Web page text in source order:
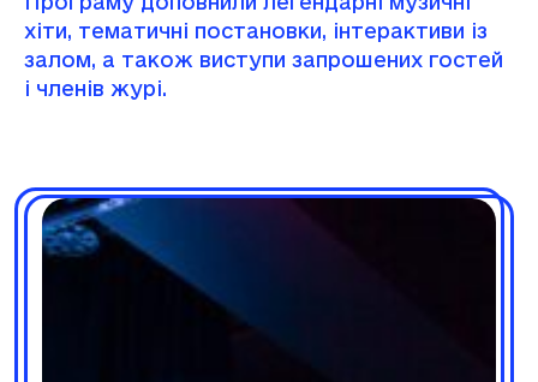
хіти, тематичні постановки, інтерактиви із
залом, а також виступи запрошених гостей
і членів журі.